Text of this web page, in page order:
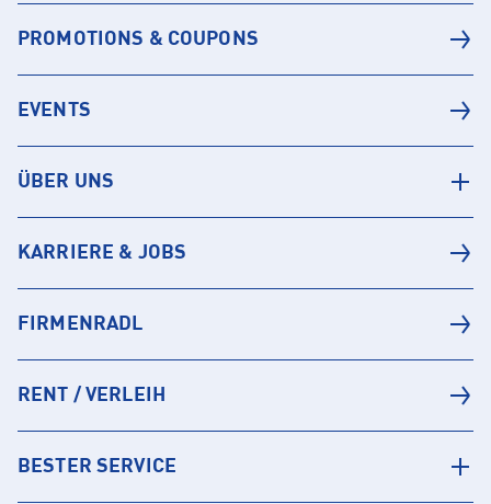
PROMOTIONS & COUPONS
EVENTS
ÜBER UNS
KARRIERE & JOBS
FIRMENRADL
RENT / VERLEIH
BESTER SERVICE